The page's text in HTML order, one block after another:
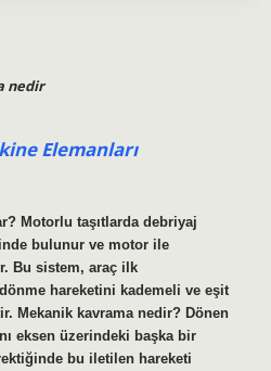
nedir
Elemanları
Motorlu taşıtlarda debriyaj
bulunur ve motor ile
Bu sistem, araç ilk
dönme hareketini kademeli ve eşit
Mekanik kavrama nedir? Dönen
eksen üzerindeki başka bir
bu iletilen hareketi